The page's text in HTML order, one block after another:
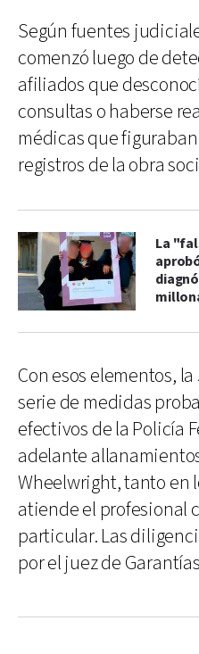
Según fuentes
comenzó luego de
afiliados que
consultas o haberse
médicas que
registros de la obra
La
Con esos elementos,
serie de medidas
efectivos de la Policía
adelante
Wheelwright, tanto en
atiende el profesional
particular. Las
por el juez de